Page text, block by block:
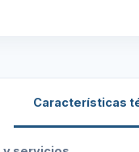
Características